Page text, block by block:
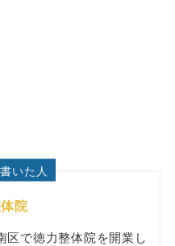
いた人
院
区で徳力整体院を開業し